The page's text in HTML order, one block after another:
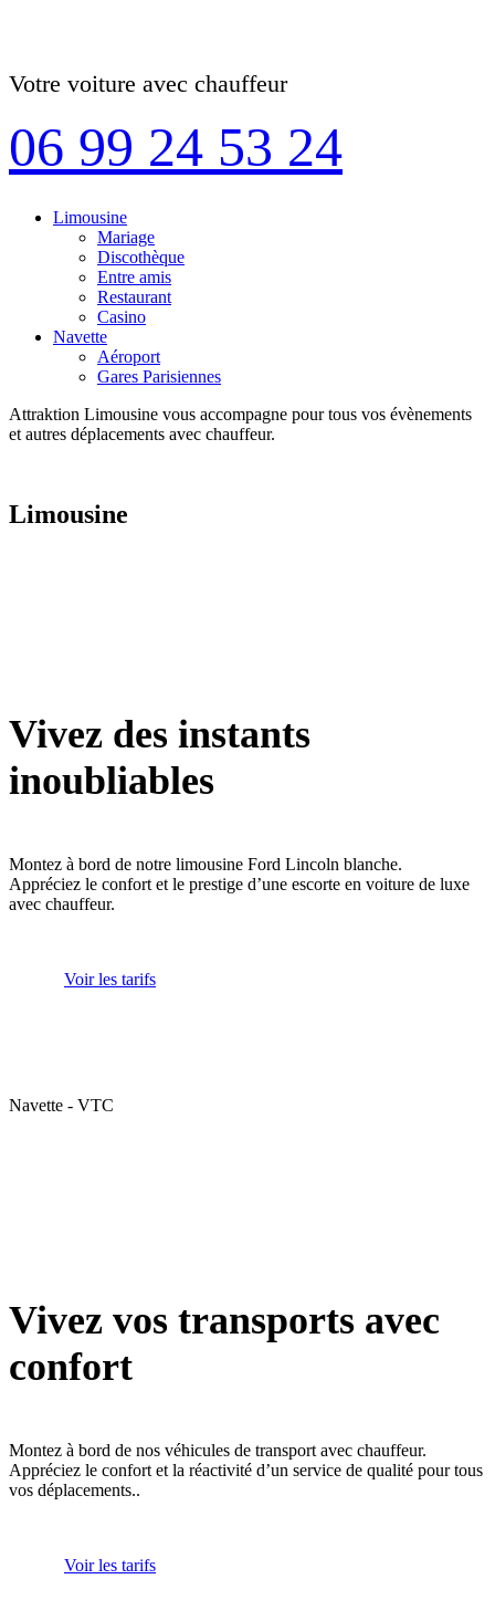
Votre voiture avec chauffeur
06 99 24 53 24
Limousine
Mariage
Discothèque
Entre amis
Restaurant
Casino
Navette
Aéroport
Gares Parisiennes
Attraktion Limousine vous accompagne pour tous vos évènements
et autres déplacements avec chauffeur.
Limousine
Vivez des instants
inoubliables
Montez à bord de notre limousine Ford Lincoln blanche.
Appréciez le confort et le prestige d’une escorte en voiture de luxe
avec chauffeur.
Voir les tarifs
Navette - VTC
Vivez vos transports avec
confort
Montez à bord de nos véhicules de transport avec chauffeur.
Appréciez le confort et la réactivité d’un service de qualité pour tous
vos déplacements..
Voir les tarifs